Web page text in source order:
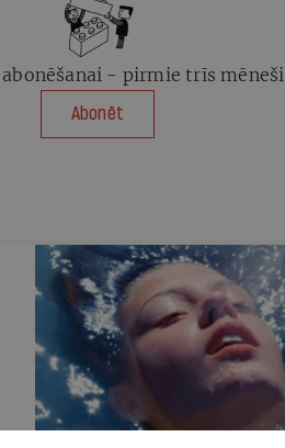
- pirmie trīs mēneši
Abonēt